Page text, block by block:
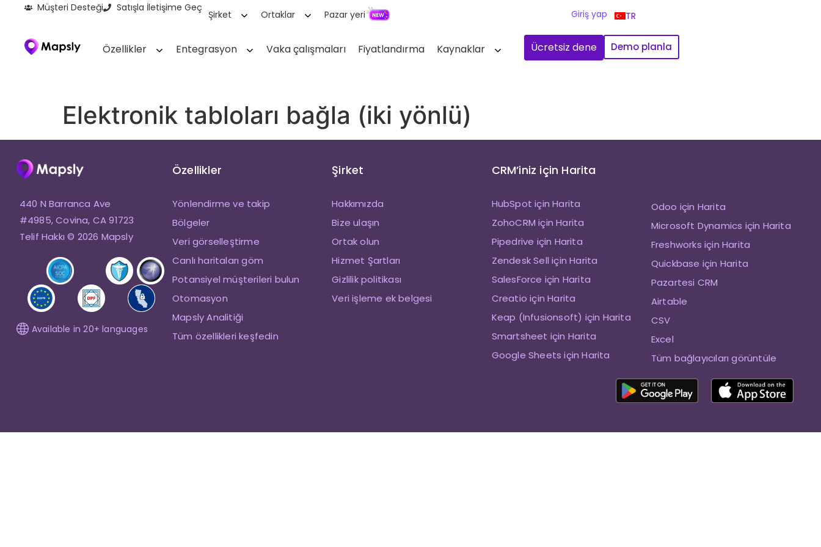
Müşteri Desteği Satışla İletişime Geç
Şirket Ortaklar Pazar yeri Giriş yap TR
Özellikler Entegrasyon Vaka çalışmaları Fiyatlandırma Kaynaklar Ücretsiz dene Demo planla
Elektronik tabloları bağla (iki yönlü)
440 N Barranca Ave
#4985, Covina, CA 91723
Telif Hakkı © 2026 Mapsly
Available in 20+ languages
Özellikler
Yönlendirme ve takip
Bölgeler
Veri görselleştirme
Canlı haritaları göm
Potansiyel müşterileri bulun
Otomasyon
Mapsly Analitiği
Tüm özellikleri keşfedin
Şirket
Hakkımızda
Bize ulaşın
Ortak olun
Hizmet Şartları
Gizlilik politikası
Veri işleme ek belgesi
CRM’iniz için Harita
HubSpot için Harita
ZohoCRM için Harita
Pipedrive için Harita
Zendesk Sell için Harita
SalesForce için Harita
Creatio için Harita
Keap (Infusionsoft) için Harita
Smartsheet için Harita
Google Sheets için Harita
Odoo için Harita
Microsoft Dynamics için Harita
Freshworks için Harita
Quickbase için Harita
Pazartesi CRM
Airtable
CSV
Excel
Tüm bağlayıcıları görüntüle